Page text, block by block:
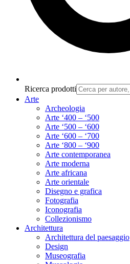
Ricerca prodotti
Arte
Archeologia
Arte ‘400 – ‘500
Arte ‘500 – ‘600
Arte ‘600 – ‘700
Arte ‘800 – ‘900
Arte contemporanea
Arte moderna
Arte africana
Arte orientale
Disegno e grafica
Fotografia
Iconografia
Collezionismo
Architettura
Architettura del paesaggio
Design
Museografia